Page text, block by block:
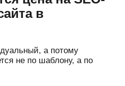
в
а потому
не по шаблону, а по